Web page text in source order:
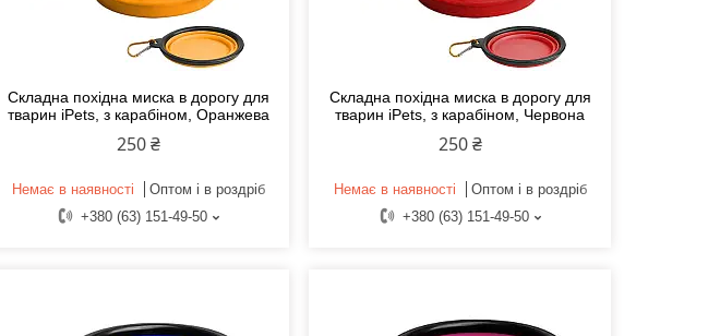
Складна похідна миска в дорогу для
тварин iPets, з карабіном, Оранжева
250 ₴
Немає в наявності
Оптом і в роздріб
+380 (63) 151-49-50
Складна похідна миска в дорогу для
тварин iPets, з карабіном, Червона
250 ₴
Немає в наявності
Оптом і в роздріб
+380 (63) 151-49-50